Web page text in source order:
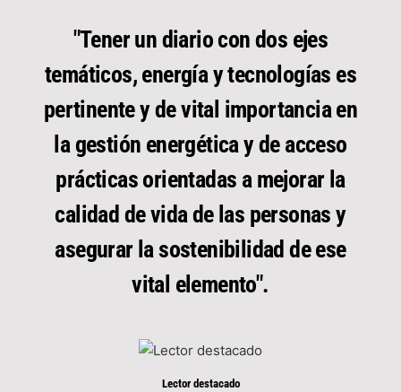
"Tener un diario con dos ejes
temáticos, energía y tecnologías es
pertinente y de vital importancia en
la gestión energética y de acceso
prácticas orientadas a mejorar la
calidad de vida de las personas y
asegurar la sostenibilidad de ese
vital elemento".
Lector destacado